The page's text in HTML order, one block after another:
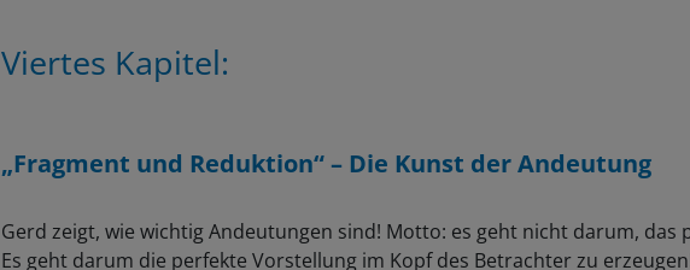
Viertes Kapitel:
„Fragment und Reduktion“ – Die Kunst der Andeutung
Gerd zeigt, wie wichtig Andeutungen sind! Motto: es geht nicht darum, das
Es geht darum die perfekte Vorstellung im Kopf des Betrachter zu